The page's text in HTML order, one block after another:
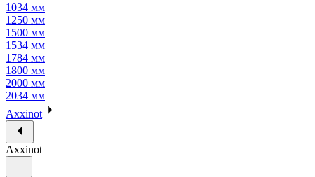
1034 мм
1250 мм
1500 мм
1534 мм
1784 мм
1800 мм
2000 мм
2034 мм
Axxinot
Axxinot